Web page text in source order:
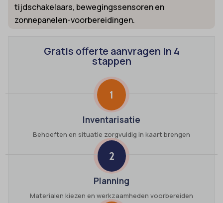
tijdschakelaars, bewegingssensoren en
zonnepanelen-voorbereidingen.
Gratis offerte aanvragen in 4
stappen
1
Inventarisatie
Behoeften en situatie zorgvuldig in kaart brengen
2
Planning
Materialen kiezen en werkzaamheden voorbereiden